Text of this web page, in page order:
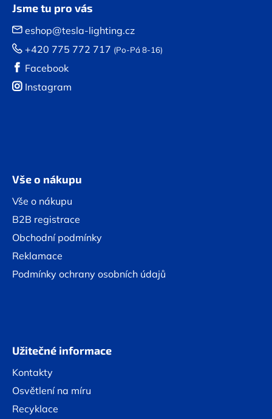
Jsme tu pro vás
eshop@tesla-lighting.cz
+420 775 772 717 (Po-Pá 8-16)
Facebook
Instagram
Vše o nákupu
Vše o nákupu
B2B registrace
Obchodní podmínky
Reklamace
Podmínky ochrany osobních údajů
Užitečné informace
Kontakty
Osvětlení na míru
Recyklace